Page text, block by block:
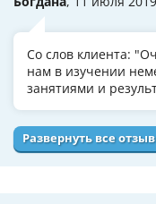
Со слов клиента:
нам в изучении
занятиями и
Развернуть все